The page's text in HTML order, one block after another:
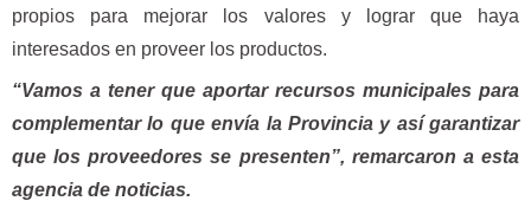
propios para mejorar los valores y lograr que haya
interesados en proveer los productos.
“Vamos a tener que aportar recursos municipales para
complementar lo que envía la Provincia y así garantizar
que los proveedores se presenten”, remarcaron a esta
agencia de noticias.